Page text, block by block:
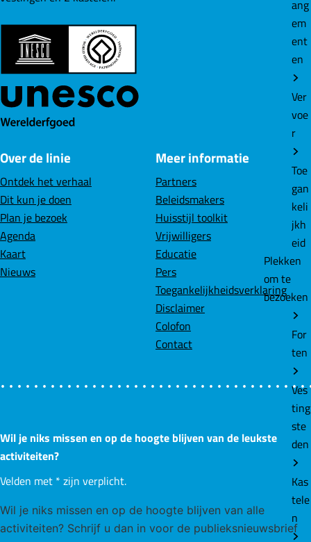
ang
em
ent
en
Ver
voe
r
Toe
gan
keli
jkh
eid
Plekken
om te
bezoeken
For
ten
Ves
ting
ste
den
Kas
tele
n
Over de linie
Ontdek het verhaal
Dit kun je doen
Plan je bezoek
Agenda
Kaart
Nieuws
Meer informatie
Partners
Beleidsmakers
Huisstijl toolkit
Vrijwilligers
Educatie
Pers
Toegankelijkheidsverklaring
Disclaimer
Colofon
Contact
Wil je niks missen en op de hoogte blijven van de leukste
activiteiten?
Velden met * zijn verplicht.
Wil je niks missen en op de hoogte blijven van alle
activiteiten? Schrijf u dan in voor de publieksnieuwsbrief